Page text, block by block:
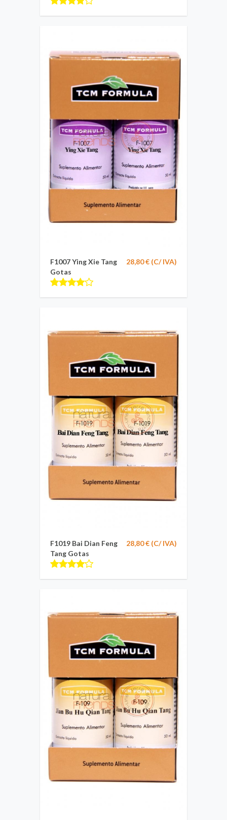
28,80 € (C/ IVA)
F1007 Ying Xie Tang
Gotas
28,80 € (C/ IVA)
F1019 Bai Dian Feng
Tang Gotas